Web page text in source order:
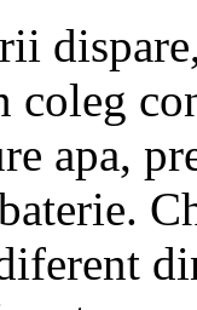
coleg
apa,